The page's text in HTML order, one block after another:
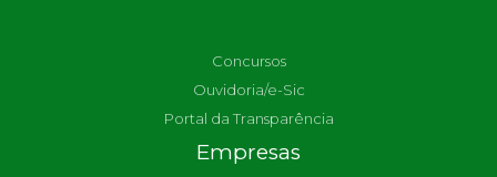
Concursos
Ouvidoria/e-Sic
Portal da Transparência
Empresas